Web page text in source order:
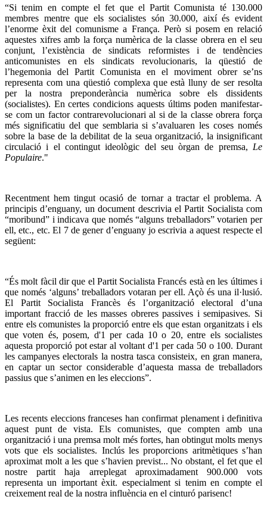
“Si tenim en compte el fet que el Partit Comunista té 130.000
membres mentre que els socialistes són 30.000, així és evident
l’enorme èxit del comunisme a França. Però si posem en relació
aquestes xifres amb la força numèrica de la classe obrera en el seu
conjunt, l’existència de sindicats reformistes i de tendències
anticomunistes en els sindicats revolucionaris, la qüestió de
l’hegemonia del Partit Comunista en el moviment obrer se’ns
representa com una qüestió complexa que està lluny de ser resolta
per la nostra preponderància numèrica sobre els dissidents
(socialistes). En certes condicions aquests últims poden manifestar-
se com un factor contrarevolucionari al si de la classe obrera força
més significatiu del que semblaria si s’avaluaren les coses només
sobre la base de la debilitat de la seua organització, la insignificant
circulació i el contingut ideològic del seu òrgan de premsa, Le
Populaire."
Recentment hem tingut ocasió de tornar a tractar el problema. A
principis d’enguany, un document descrivia el Partit Socialista com
“moribund” i indicava que només “alguns treballadors” votarien per
ell, etc., etc. El 7 de gener d’enguany jo escrivia a aquest respecte el
següent:
“És molt fàcil dir que el Partit Socialista Francés està en les últimes i
que només ‘alguns’ treballadors votaran per ell. Açò és una il·lusió.
El Partit Socialista Francès és l’organització electoral d’una
important fracció de les masses obreres passives i semipasives. Si
entre els comunistes la proporció entre els que estan organitzats i els
que voten és, posem, d'1 per cada 10 o 20, entre els socialistes
aquesta proporció pot estar al voltant d'1 per cada 50 o 100. Durant
les campanyes electorals la nostra tasca consisteix, en gran manera,
en captar un sector considerable d’aquesta massa de treballadors
passius que s’animen en les eleccions”.
Les recents eleccions franceses han confirmat plenament i definitiva
aquest punt de vista. Els comunistes, que compten amb una
organització i una premsa molt més fortes, han obtingut molts menys
vots que els socialistes. Inclús les proporcions aritmètiques s’han
aproximat molt a les que s’havien previst... No obstant, el fet que el
nostre partit haja arreplegat aproximadament 900.000 vots
representa un important èxit. especialment si tenim en compte el
creixement real de la nostra influència en el cinturó parisenc!